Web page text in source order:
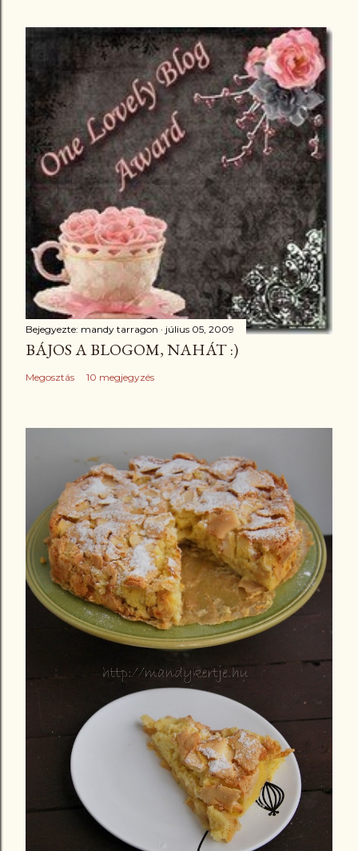
Bejegyezte: mandy tarragon július 05, 2009
BÁJOS A BLOGOM, NAHÁT :)
Megosztás 10 megjegyzés